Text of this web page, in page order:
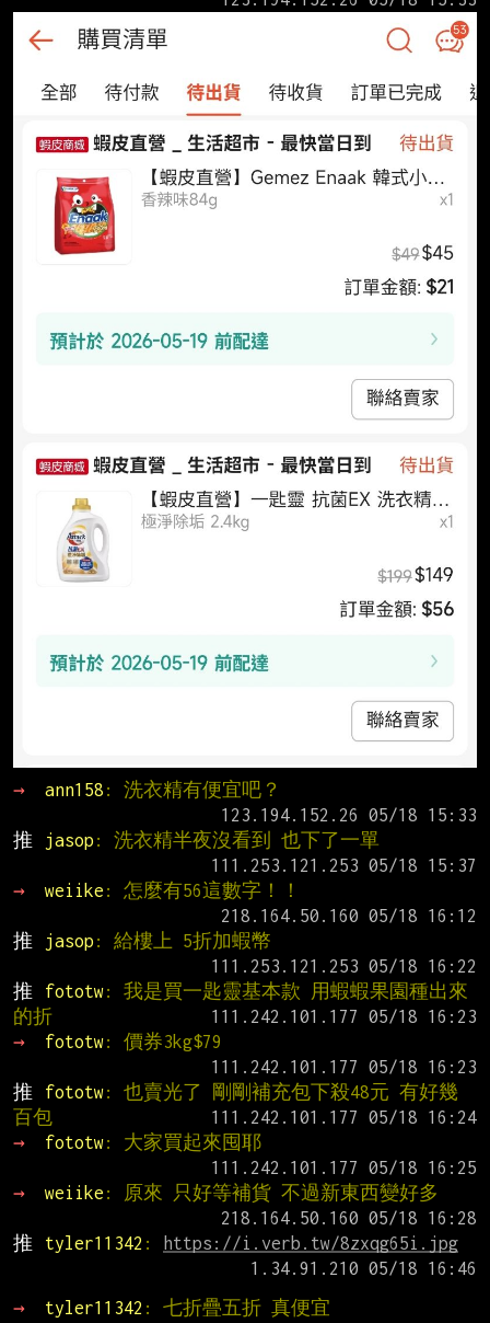
→ ann158 : 洗衣精有便宜吧？
推
jasop : 洗衣精半夜沒看到 也下了一單
→
weiike : 怎麼有56這數字！！
推
jasop : 給樓上 5折加蝦幣
推
fototw: 我是買一匙靈基本款 用蝦蝦果園種出來
的折
→
fototw: 價券3kg$79
推
fototw: 也賣光了 剛剛補充包下殺48元 有好幾
百包
→
fototw: 大家買起來囤耶
→
weiike : 原來 只好等補貨 不過新東西變好多
推
tyler11342 :
https://i.verb.tw/8zxqg65i.jpg
→
tyler11342 : 七折疊五折 真便宜